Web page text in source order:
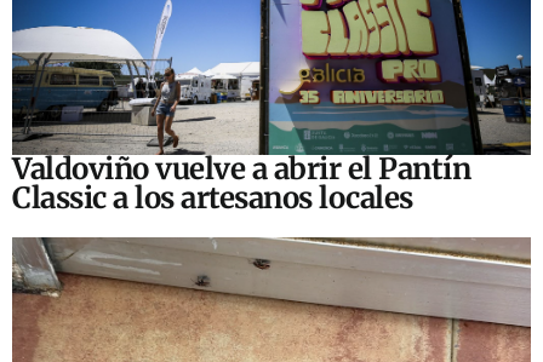
Valdoviño vuelve a abrir el Pantín
Classic a los artesanos locales